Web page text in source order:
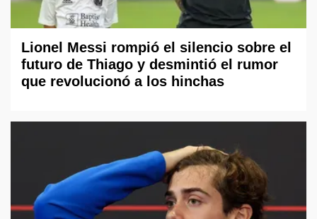
Lionel Messi rompió el silencio sobre el
futuro de Thiago y desmintió el rumor
que revolucionó a los hinchas